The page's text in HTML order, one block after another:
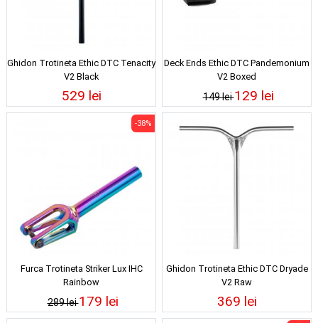
Ghidon Trotineta Ethic DTC Tenacity
V2 Black
529 lei
Deck Ends Ethic DTC Pandemonium
V2 Boxed
149 lei129 lei
Furca Trotineta Striker Lux IHC
Rainbow
289 lei
-38%
179 lei
Ghidon Trotineta Ethic DTC Dryade
V2 Raw
369 lei